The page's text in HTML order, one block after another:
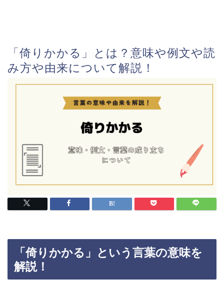
「倚りかかる」とは？意味や例文や読
み方や由来について解説！
「倚りかかる」という言葉の意味を
解説！